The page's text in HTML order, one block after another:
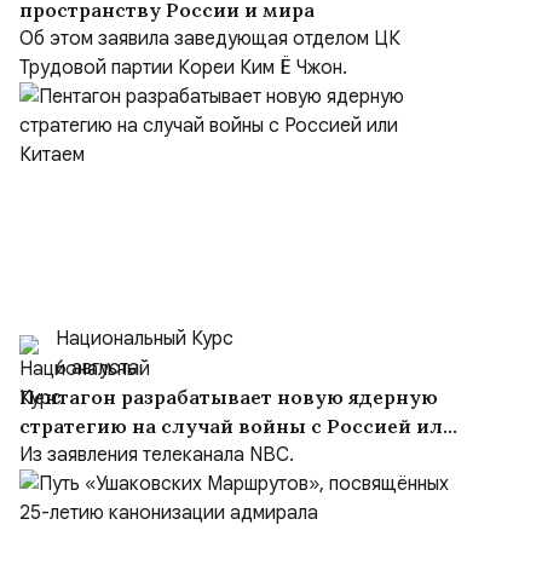
пространству России и мира
Об этом заявила заведующая отделом ЦК
Трудовой партии Кореи Ким Ё Чжон.
Национальный Курс
6 августа
Пентагон разрабатывает новую ядерную
стратегию на случай войны с Россией или
Китаем
Из заявления телеканала NBC.